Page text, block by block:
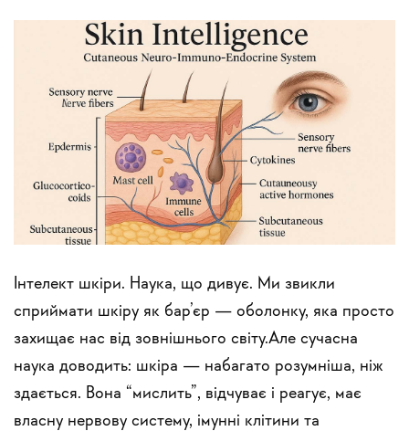
Інтелект шкіри. Наука, що дивує. Ми звикли
сприймати шкіру як бар’єр — оболонку, яка просто
захищає нас від зовнішнього світу.Але сучасна
наука доводить: шкіра — набагато розумніша, ніж
здається. Вона “мислить”, відчуває і реагує, має
власну нервову систему, імунні клітини та